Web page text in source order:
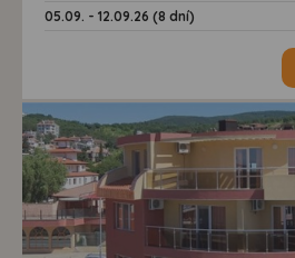
05.09. - 12.09.26 (8 dní)